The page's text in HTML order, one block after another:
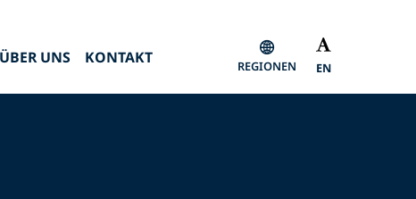
EN
REGIONEN
ÜBER UNS KONTAKT